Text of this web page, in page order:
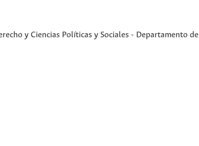
y Ciencias Políticas y Sociales - Departamento de